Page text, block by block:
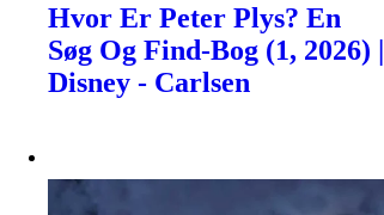
Hvor Er Peter Plys? En
Søg Og Find-Bog (1, 2026) |
Disney - Carlsen